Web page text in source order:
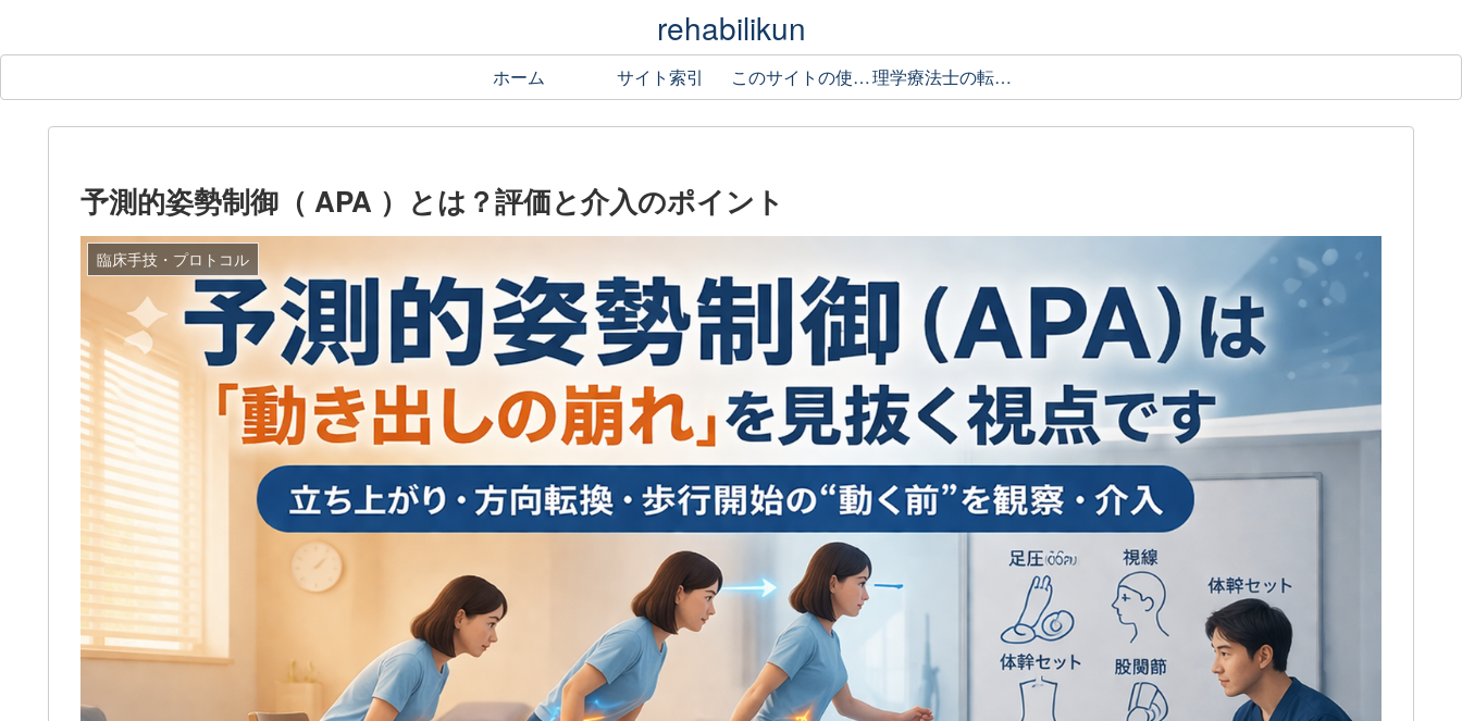
rehabilikun
ホーム サイト索引 このサイトの使い方 理学療法士の転職ガイド
予測的姿勢制御（ APA ）とは？評価と介入のポイント
臨床手技・プロトコル